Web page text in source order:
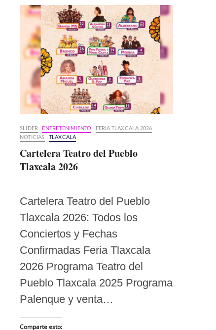
SLIDER ENTRETENIMIENTO
FERIA TLAXCALA 2026
NOTICIAS
TLAXCALA
Cartelera Teatro del Pueblo
Tlaxcala 2026
Cartelera Teatro del Pueblo
Tlaxcala 2026: Todos los
Conciertos y Fechas
Confirmadas Feria Tlaxcala
2026 Programa Teatro del
Pueblo Tlaxcala 2025 Programa
Palenque y venta…
Comparte esto: